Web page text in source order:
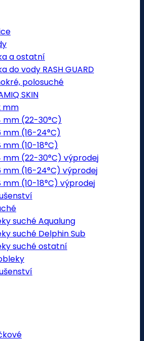
a ostatní
do vody RASH GUARD
polosuché
SKIN
mm
mm (22-30°C)
mm (16-24°C)
mm (10-18°C)
mm (22-30°C) výprodej
mm (16-24°C) výprodej
mm (10-18°C) výprodej
suché Aqualung
suché Delphin Sub
suché ostatní